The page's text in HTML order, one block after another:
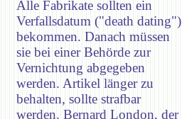
Alle Fabrikate sollten ein
Verfallsdatum ("death dating")
bekommen. Danach müssen
sie bei einer Behörde zur
Vernichtung abgegeben
werden. Artikel länger zu
behalten, sollte strafbar
werden. Bernard London, der